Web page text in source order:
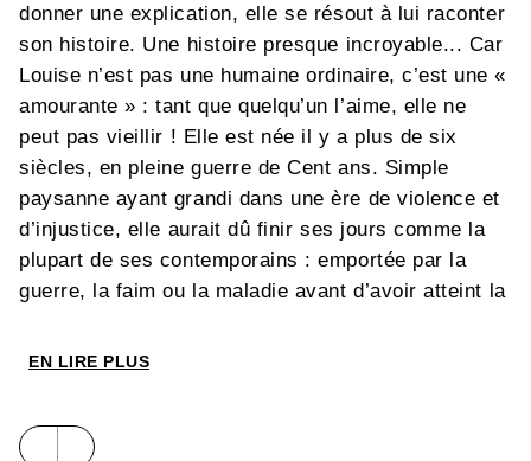
donner une explication, elle se résout à lui raconter
son histoire. Une histoire presque incroyable... Car
Louise n’est pas une humaine ordinaire, c’est une «
amourante » : tant que quelqu’un l’aime, elle ne
peut pas vieillir ! Elle est née il y a plus de six
siècles, en pleine guerre de Cent ans. Simple
paysanne ayant grandi dans une ère de violence et
d’injustice, elle aurait dû finir ses jours comme la
plupart de ses contemporains : emportée par la
guerre, la faim ou la maladie avant d’avoir atteint la
une mystérieuse et séduisante voyageuse vieille
Avec un trait affirmé et une narration tout en
EN LIRE PLUS